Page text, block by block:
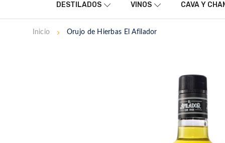
DESTILADOS VINOS CAVA Y
Inicio Orujo de Hierbas El Afilador